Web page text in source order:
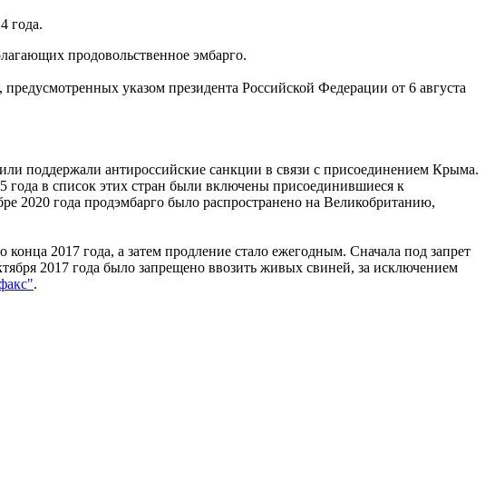
года.
продовольственное эмбарго.
указом президента Российской Федерации от 6 августа
поддержали антироссийские санкции в связи с присоединением Крыма.
в список этих стран были включены присоединившиеся к
2020 года продэмбарго было распространено на Великобританию,
2017 года, а затем продление стало ежегодным. Сначала под запрет
2017 года было запрещено ввозить живых свиней, за исключением
.